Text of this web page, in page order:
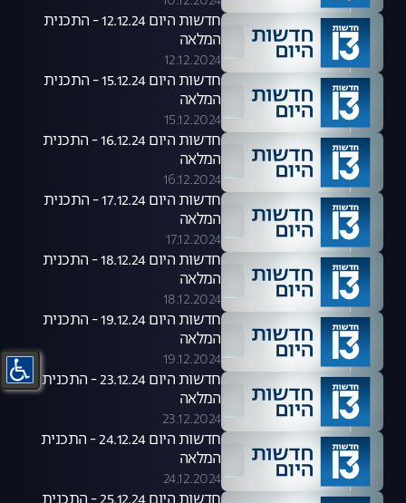
חדשות היום 12.12.24 - התכנית
המלאה
12.12.2024
חדשות היום 15.12.24 - התכנית
המלאה
15.12.2024
חדשות היום 16.12.24 - התכנית
המלאה
16.12.2024
חדשות היום 17.12.24 - התכנית
המלאה
17.12.2024
חדשות היום 18.12.24 - התכנית
המלאה
18.12.2024
חדשות היום 19.12.24 - התכנית
המלאה
19.12.2024
חדשות היום 23.12.24 - התכנית
המלאה
23.12.2024
חדשות היום 24.12.24 - התכנית
המלאה
24.12.2024